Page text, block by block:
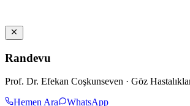
Randevu
Prof. Dr. Efekan Coşkunseven · Göz
Hemen Ara
WhatsApp